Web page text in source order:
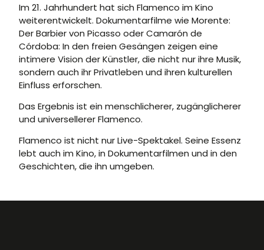
Im 21. Jahrhundert hat sich Flamenco im Kino
weiterentwickelt. Dokumentarfilme wie Morente:
Der Barbier von Picasso oder Camarón de
Córdoba: In den freien Gesängen zeigen eine
intimere Vision der Künstler, die nicht nur ihre Musik,
sondern auch ihr Privatleben und ihren kulturellen
Einfluss erforschen.
Das Ergebnis ist ein menschlicherer, zugänglicherer
und universellerer Flamenco.
Flamenco ist nicht nur Live-Spektakel. Seine Essenz
lebt auch im Kino, in Dokumentarfilmen und in den
Geschichten, die ihn umgeben.